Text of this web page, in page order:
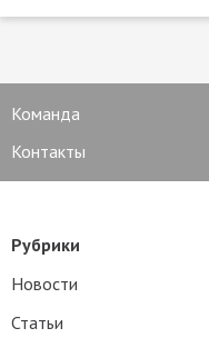
Команда
Контакты
Рубрики
Новости
Статьи